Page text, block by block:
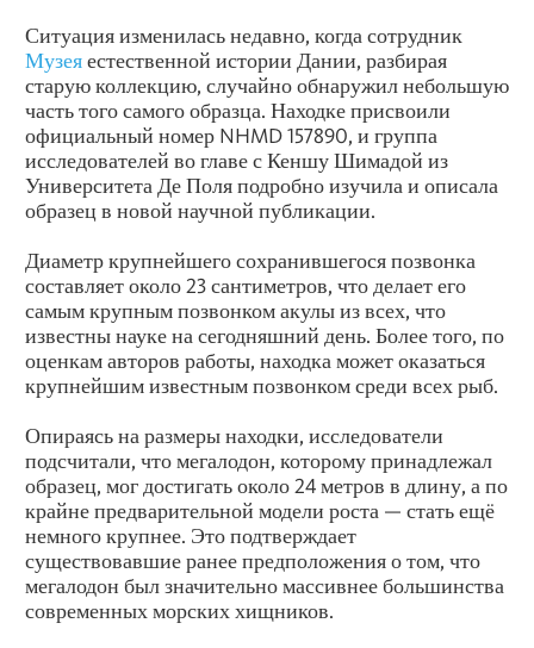
Ситуация изменилась недавно, когда сотрудник
Музеяестественной истории Дании, разбирая
старую коллекцию, случайно обнаружил небольшую
часть того самого образца. Находке присвоили
официальный номер NHMD 157890, и группа
исследователей во главе с Кеншу Шимадой из
Университета Де Поля подробно изучила и описала
образец в новой научной публикации.
Диаметр крупнейшего сохранившегося позвонка
составляет около 23 сантиметров, что делает его
самым крупным позвонком акулы из всех, что
известны науке на сегодняшний день. Более того, по
оценкам авторов работы, находка может оказаться
крупнейшим известным позвонком среди всех рыб.
Опираясь на размеры находки, исследователи
подсчитали, что мегалодон, которому принадлежал
образец, мог достигать около 24 метров в длину, а по
крайне предварительной модели роста — стать ещё
немного крупнее. Это подтверждает
существовавшие ранее предположения о том, что
мегалодон был значительно массивнее большинства
современных морских хищников.